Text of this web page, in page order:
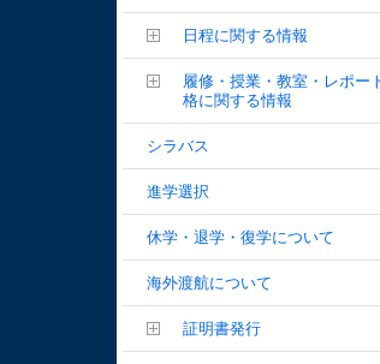
日程に関する情報
履修・授業・教室・レポー
格に関する情報
シラバス
進学選択
休学・退学・復学について
海外渡航について
証明書発行